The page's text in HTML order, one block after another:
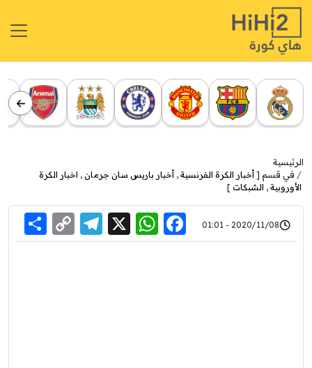
الرئيسية
في قسم [ أخبار الكرة الفرنسية , أخبار باريس سان جرمان , اخبار الكرة
الأوروبية , الشبكات ]
2020/11/08 - 01:01
Facebook
WhatsApp
X
Link